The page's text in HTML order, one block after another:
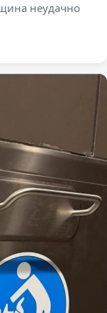
неудачно